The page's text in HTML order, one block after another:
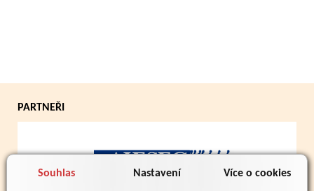
Souhlas Nastavení Více o cookies
PARTNEŘI